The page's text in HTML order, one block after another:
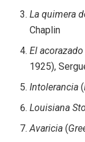
La quimera
Chaplin
El
1925),
Intolerancia (
Louisiana
Avaricia (